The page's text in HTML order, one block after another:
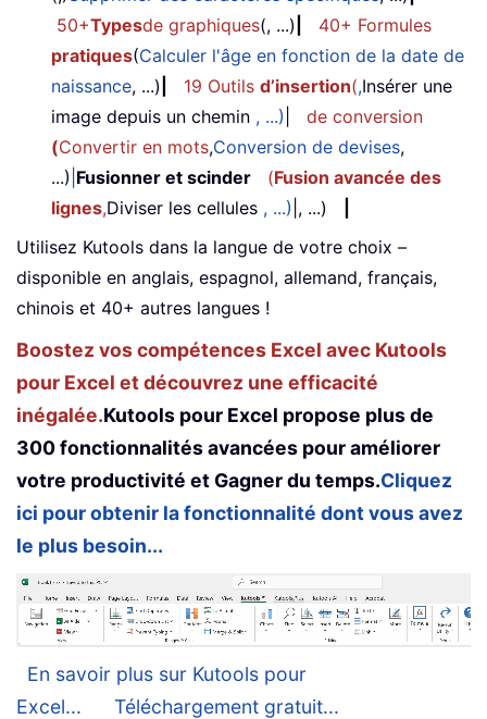
50+Typesde graphiques(, ...)
40+ Formules
pratiques(Calculer l'âge en fonction de la date de
naissance, ...) 19 Outils d’insertion(,Insérer une
image depuis un chemin , ...)
de conversion
(Convertir en mots,Conversion de devises,
...) Fusionner et scinder (Fusion avancée des
lignes,Diviser les cellules , ...) |, ...)
Utilisez Kutools dans la langue de votre choix –
disponible en anglais, espagnol, allemand, français,
chinois et 40+ autres langues !
Boostez vos compétences Excel avec Kutools
pour Excel et découvrez une efficacité
inégalée.Kutools pour Excel propose plus de
300 fonctionnalités avancées pour améliorer
votre productivité et Gagner du temps.Cliquez
ici pour obtenir la fonctionnalité dont vous avez
le plus besoin...
En savoir plus sur Kutools pour
Excel...
Téléchargement gratuit...